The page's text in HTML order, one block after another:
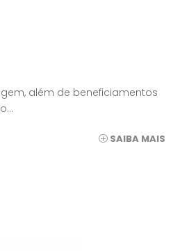
além de beneficiamentos
SAIBA MAIS